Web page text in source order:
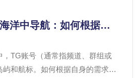
洋中导航：如何根据需
，TG账号（通常指频道、群组或
和航标。如何根据自身的需求，